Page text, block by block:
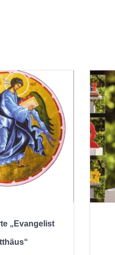
„Evangelist